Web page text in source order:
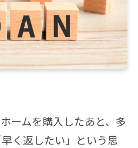
ームを購入したあと、多
く返したい」という思